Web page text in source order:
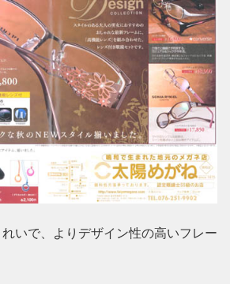
いで、よりデザイン性の高いフレー